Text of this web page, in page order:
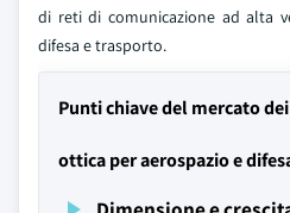
di reti di comunicazione ad alta
difesa e trasporto.
Punti chiave del mercato
ottica per aerospazio e